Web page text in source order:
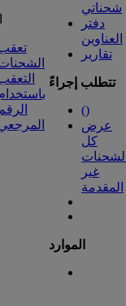
الرقم
شحناتي
دفتر
العناوين
تقارير
تتطلب إجراءً
()
عرض
كل
غير
المقدمة
الموارد